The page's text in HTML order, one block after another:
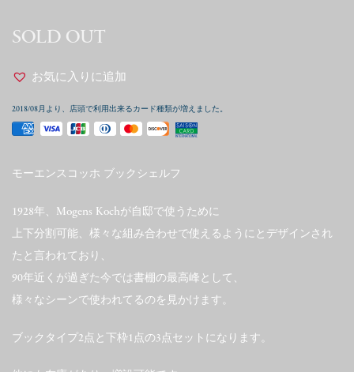
SOLD OUT
お気に入りに追加
2018/08月より、店頭で利用出来るカード種類が増えました。
モーエンスコッホ ブックシェルフ
1928年、Mogens Kochが自邸で使うために
上下分割可能、様々な組み合わせで使えるようにとデザインされ
たと言われており、
90年近くが過ぎた今では書棚の最高峰として、
様々なシーンで使われてるのを見かけます。
ブックタイプ2点と下枠1点の3点セットになります。